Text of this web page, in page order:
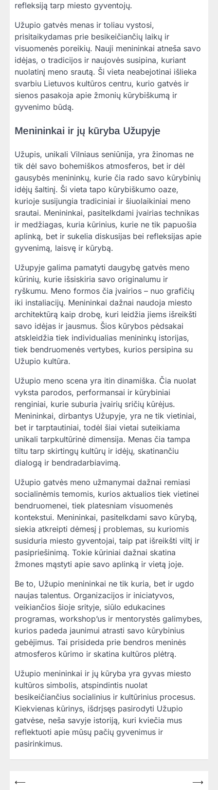
refleksiją tarp miesto gyventojų.
Užupio gatvės menas ir toliau vystosi,
prisitaikydamas prie besikeičiančių laikų ir
visuomenės poreikių. Nauji menininkai atneša savo
idėjas, o tradicijos ir naujovės susipina, kuriant
nuolatinį meno srautą. Ši vieta neabejotinai išlieka
svarbiu Lietuvos kultūros centru, kurio gatvės ir
sienos pasakoja apie žmonių kūrybiškumą ir
gyvenimo būdą.
Menininkai ir jų kūryba Užupyje
Užupis, unikali Vilniaus seniūnija, yra žinomas ne
tik dėl savo bohemiškos atmosferos, bet ir dėl
gausybės menininkų, kurie čia rado savo kūrybinių
idėjų šaltinį. Ši vieta tapo kūrybiškumo oaze,
kurioje susijungia tradiciniai ir šiuolaikiniai meno
srautai. Menininkai, pasitelkdami įvairias technikas
ir medžiagas, kuria kūrinius, kurie ne tik papuošia
aplinką, bet ir sukelia diskusijas bei refleksijas apie
gyvenimą, laisvę ir kūrybą.
Užupyje galima pamatyti daugybę gatvės meno
kūrinių, kurie išsiskiria savo originalumu ir
ryškumu. Meno formos čia įvairios – nuo grafičių
iki instaliacijų. Menininkai dažnai naudoja miesto
architektūrą kaip drobę, kuri leidžia jiems išreikšti
savo idėjas ir jausmus. Šios kūrybos pėdsakai
atskleidžia tiek individualias menininkų istorijas,
tiek bendruomenės vertybes, kurios persipina su
Užupio kultūra.
Užupio meno scena yra itin dinamiška. Čia nuolat
vyksta parodos, performansai ir kūrybiniai
renginiai, kurie suburia įvairių sričių kūrėjus.
Menininkai, dirbantys Užupyje, yra ne tik vietiniai,
bet ir tarptautiniai, todėl šiai vietai suteikiama
unikali tarpkultūrinė dimensija. Menas čia tampa
tiltu tarp skirtingų kultūrų ir idėjų, skatinančiu
dialogą ir bendradarbiavimą.
Užupio gatvės meno užmanymai dažnai remiasi
socialinėmis temomis, kurios aktualios tiek vietinei
bendruomenei, tiek platesniam visuomenės
kontekstui. Menininkai, pasitelkdami savo kūrybą,
siekia atkreipti dėmesį į problemas, su kuriomis
susiduria miesto gyventojai, taip pat išreikšti viltį ir
pasipriešinimą. Tokie kūriniai dažnai skatina
žmones mąstyti apie savo aplinką ir vietą joje.
Be to, Užupio menininkai ne tik kuria, bet ir ugdo
naujas talentus. Organizacijos ir iniciatyvos,
veikiančios šioje srityje, siūlo edukacines
programas, workshop’us ir mentorystės galimybes,
kurios padeda jaunimui atrasti savo kūrybinius
gebėjimus. Tai prisideda prie bendros meninės
atmosferos kūrimo ir skatina kultūros plėtrą.
Užupio menininkai ir jų kūryba yra gyvas miesto
kultūros simbolis, atspindintis nuolat
besikeičiančius socialinius ir kultūrinius procesus.
Kiekvienas kūrinys, išdrįsęs pasirodyti Užupio
gatvėse, neša savyje istoriją, kuri kviečia mus
reflektuoti apie mūsų pačių gyvenimus ir
pasirinkimus.
Navigacija
⟵
⟶